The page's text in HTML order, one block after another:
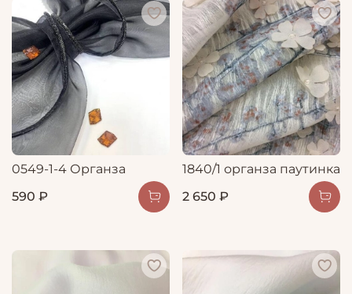
0549-1-4 Органза
590 ₽
1840/1 органза паутинка
2 650 ₽